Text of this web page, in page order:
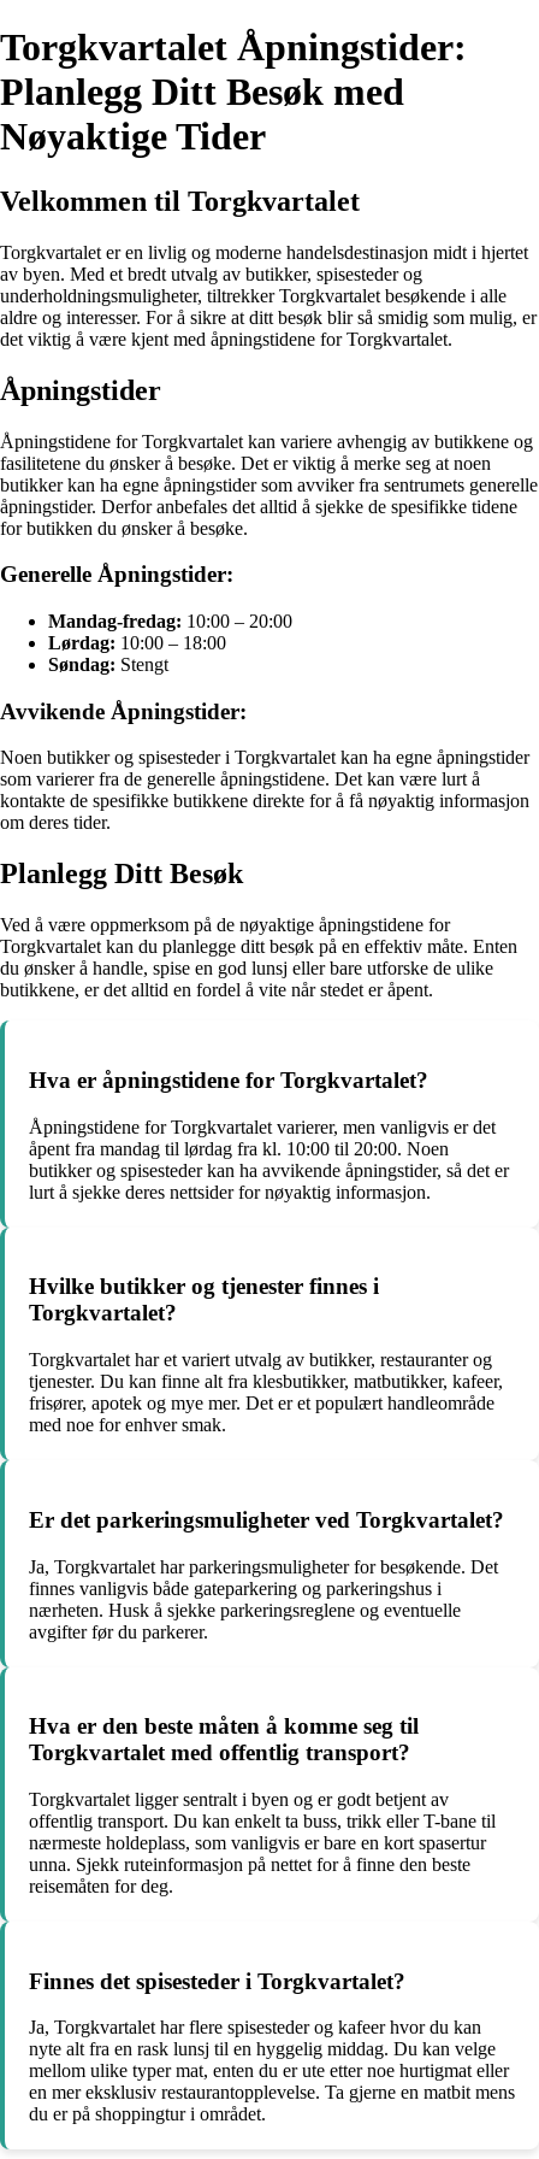
Torgkvartalet Åpningstider:
Planlegg Ditt Besøk med
Nøyaktige Tider
Velkommen til Torgkvartalet
Torgkvartalet er en livlig og moderne handelsdestinasjon midt i hjertet
av byen. Med et bredt utvalg av butikker, spisesteder og
underholdningsmuligheter, tiltrekker Torgkvartalet besøkende i alle
aldre og interesser. For å sikre at ditt besøk blir så smidig som mulig, er
det viktig å være kjent med åpningstidene for Torgkvartalet.
Åpningstider
Åpningstidene for Torgkvartalet kan variere avhengig av butikkene og
fasilitetene du ønsker å besøke. Det er viktig å merke seg at noen
butikker kan ha egne åpningstider som avviker fra sentrumets generelle
åpningstider. Derfor anbefales det alltid å sjekke de spesifikke tidene
for butikken du ønsker å besøke.
Generelle Åpningstider:
Mandag-fredag: 10:00 – 20:00
Lørdag: 10:00 – 18:00
Søndag: Stengt
Avvikende Åpningstider:
Noen butikker og spisesteder i Torgkvartalet kan ha egne åpningstider
som varierer fra de generelle åpningstidene. Det kan være lurt å
kontakte de spesifikke butikkene direkte for å få nøyaktig informasjon
om deres tider.
Planlegg Ditt Besøk
Ved å være oppmerksom på de nøyaktige åpningstidene for
Torgkvartalet kan du planlegge ditt besøk på en effektiv måte. Enten
du ønsker å handle, spise en god lunsj eller bare utforske de ulike
butikkene, er det alltid en fordel å vite når stedet er åpent.
Hva er åpningstidene for Torgkvartalet?
Åpningstidene for Torgkvartalet varierer, men vanligvis er det
åpent fra mandag til lørdag fra kl. 10:00 til 20:00. Noen
butikker og spisesteder kan ha avvikende åpningstider, så det er
lurt å sjekke deres nettsider for nøyaktig informasjon.
Hvilke butikker og tjenester finnes i
Torgkvartalet?
Torgkvartalet har et variert utvalg av butikker, restauranter og
tjenester. Du kan finne alt fra klesbutikker, matbutikker, kafeer,
frisører, apotek og mye mer. Det er et populært handleområde
med noe for enhver smak.
Er det parkeringsmuligheter ved Torgkvartalet?
Ja, Torgkvartalet har parkeringsmuligheter for besøkende. Det
finnes vanligvis både gateparkering og parkeringshus i
nærheten. Husk å sjekke parkeringsreglene og eventuelle
avgifter før du parkerer.
Hva er den beste måten å komme seg til
Torgkvartalet med offentlig transport?
Torgkvartalet ligger sentralt i byen og er godt betjent av
offentlig transport. Du kan enkelt ta buss, trikk eller T-bane til
nærmeste holdeplass, som vanligvis er bare en kort spasertur
unna. Sjekk ruteinformasjon på nettet for å finne den beste
reisemåten for deg.
Finnes det spisesteder i Torgkvartalet?
Ja, Torgkvartalet har flere spisesteder og kafeer hvor du kan
nyte alt fra en rask lunsj til en hyggelig middag. Du kan velge
mellom ulike typer mat, enten du er ute etter noe hurtigmat eller
en mer eksklusiv restaurantopplevelse. Ta gjerne en matbit mens
du er på shoppingtur i området.